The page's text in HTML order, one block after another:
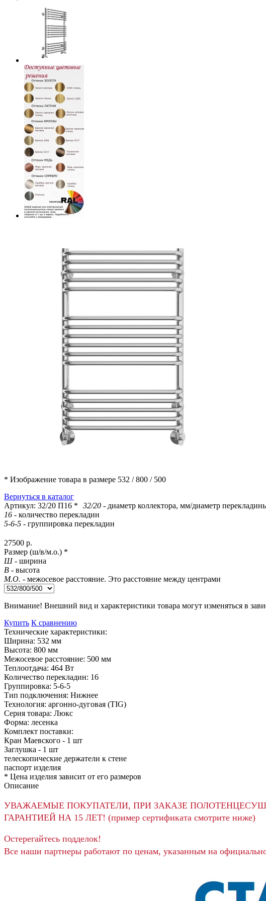
* Изображение товара в размере 532 / 800 / 500
Вернуться в каталог
Артикул: 32/20 П16 * 32/20 - диаметр коллектора, мм/диаметр
16 - количество перекладин
5-6-5 - группировка перекладин
27500 р.
Размер (ш/в/м.о.) *
Ш- ширина
В - высота
М.О. - межосевое расстояние. Это расстояние между центрами
Внимание! Внешний вид и характеристики товара могут изменяться в
Купить К сравнению
Технические характеристики:
Ширина: 532 мм
Высота: 800 мм
Межосевое расстояние: 500 мм
Теплоотдача: 464 Вт
Количество перекладин: 16
Группировка: 5-6-5
Тип подключения: Нижнее
Технология: аргонно-дуговая (TIG)
Серия товара: Люкс
Форма: лесенка
Комплект поставки:
Кран Маевского - 1 шт
Заглушка - 1 шт
телескопические держатели к стене
паспорт изделия
* Цена изделия зависит от его размеров
Описание
УВАЖАЕМЫЕ ПОКУПАТЕЛИ, ПРИ ЗАКАЗЕ
ГАРАНТИЕЙ НА 15 ЛЕТ! (пример сертификата смотрите ниже)
Остерегайтесь подделок!
Все наши партнеры работают по ценам, указанным на